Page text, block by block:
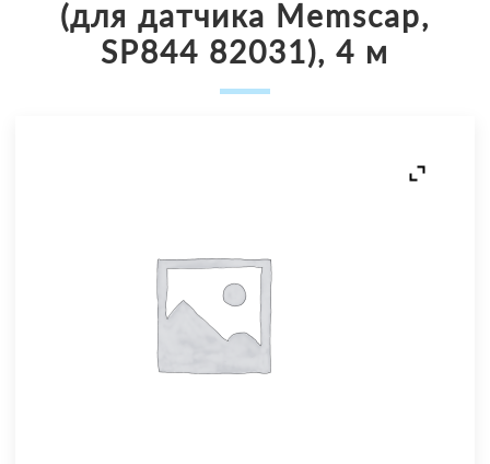
(для датчика Memscap,
SP844 82031), 4 м